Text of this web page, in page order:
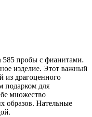
585 пробы с фианитами.
изделие. Этот важный
из драгоценного
подарком для
множество
образов. Нательные